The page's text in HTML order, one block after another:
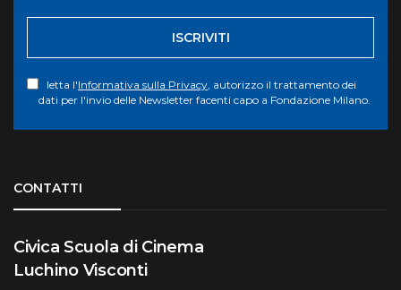
ISCRIVITI
letta l'Informativa sulla Privacy , autorizzo il trattamento dei
dati per l'invio delle Newsletter facenti capo a Fondazione Milano.
CONTATTI
Civica Scuola di Cinema
Luchino Visconti